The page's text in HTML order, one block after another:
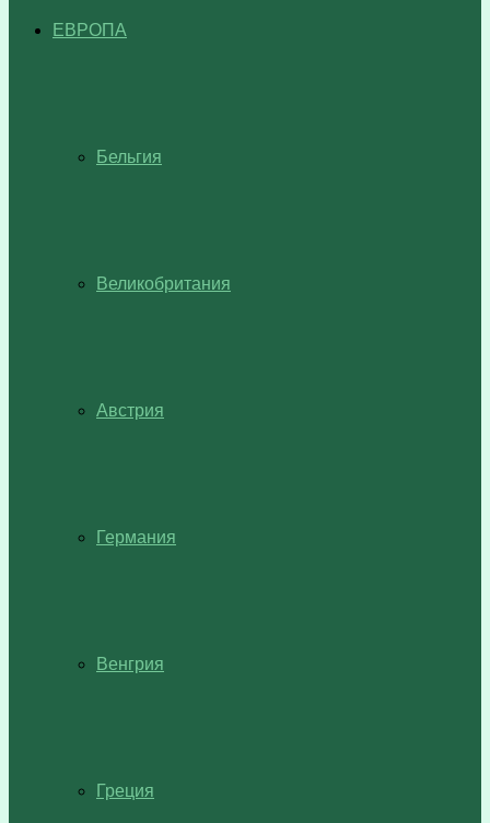
ЕВРОПА
Бельгия
Великобритания
Австрия
Германия
Венгрия
Греция